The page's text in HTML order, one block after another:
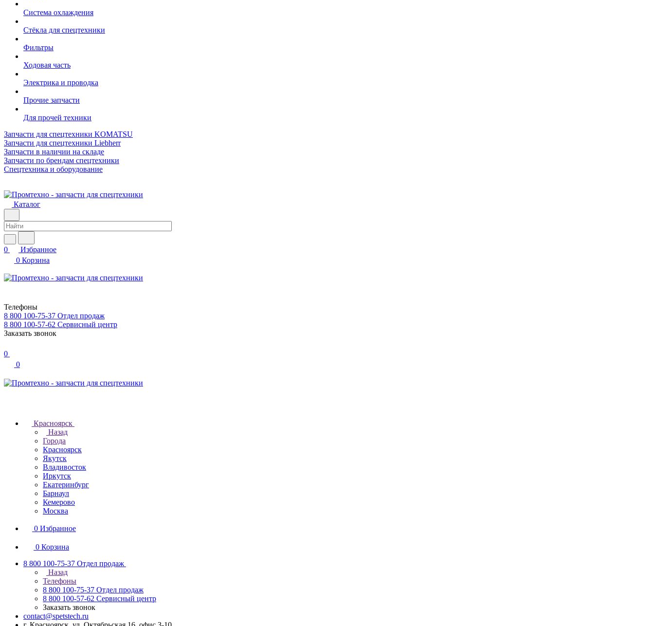
Система охлаждения
Стёкла для спецтехники
Фильтры
Ходовая часть
Электрика и проводка
Прочие запчасти
Для прочей техники
Запчасти для спецтехники KOMATSU
Запчасти для спецтехники Liebherr
Запчасти в наличии на складе
Запчасти по брендам спецтехники
Спецтехника и оборудование
Каталог
0
Избранное
0 Корзина
Телефоны
8 800 100-75-37 Отдел продаж
8 800 100-57-62 Сервисный центр
Заказать звонок
0
0
Красноярск
Назад
Города
Красноярск
Якутск
Владивосток
Иркутск
Екатеринбург
Барнаул
Кемерово
Москва
0 Избранное
0 Корзина
8 800 100-75-37 Отдел продаж
Назад
Телефоны
8 800 100-75-37 Отдел продаж
8 800 100-57-62 Сервисный центр
Заказать звонок
contact@spetstech.ru